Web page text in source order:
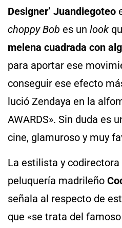
Designer’ Juandiegoteo
choppy Bob es un look
melena cuadrada con
para aportar ese
conseguir ese efecto
lució Zendaya en la
AWARDS». Sin duda es
cine, glamuroso y muy
La estilista y
peluquería madrileño
señala al respecto de
que «se trata del